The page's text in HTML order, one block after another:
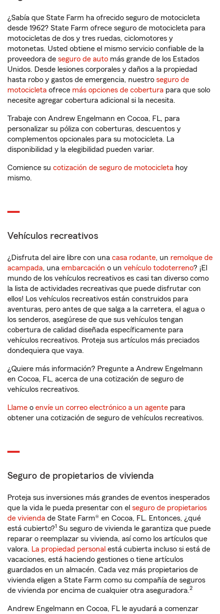
¿Sabía que State Farm ha ofrecido seguro de motocicleta
desde 1962? State Farm ofrece seguro de motocicleta para
motocicletas de dos y tres ruedas, ciclomotores y
motonetas. Usted obtiene el mismo servicio confiable de la
proveedora de seguro de auto más grande de los Estados
Unidos. Desde lesiones corporales y daños a la propiedad
hasta robo y gastos de emergencia, nuestro seguro de
motocicleta ofrece más opciones de cobertura para que solo
necesite agregar cobertura adicional si la necesita.
Trabaje con Andrew Engelmann en Cocoa, FL, para
personalizar su póliza con coberturas, descuentos y
complementos opcionales para su motocicleta. La
disponibilidad y la elegibilidad pueden variar.
Comience su cotización de seguro de motocicleta hoy
mismo.
Vehículos recreativos
¿Disfruta del aire libre con una casa rodante, un remolque de
acampada, una embarcación o un vehículo todoterreno? ¡El
mundo de los vehículos recreativos es casi tan diverso como
la lista de actividades recreativas que puede disfrutar con
ellos! Los vehículos recreativos están construidos para
aventuras, pero antes de que salga a la carretera, el agua o
los senderos, asegúrese de que sus vehículos tengan
cobertura de calidad diseñada específicamente para
vehículos recreativos. Proteja sus artículos más preciados
dondequiera que vaya.
¿Quiere más información? Pregunte a Andrew Engelmann
en Cocoa, FL, acerca de una cotización de seguro de
vehículos recreativos.
Llame o envíe un correo electrónico a un agente para
obtener una cotización de seguro de vehículos recreativos.
Seguro de propietarios de vivienda
Proteja sus inversiones más grandes de eventos inesperados
que la vida le pueda presentar con el seguro de propietarios
de vivienda de State Farm® en Cocoa, FL. Entonces, ¿qué
está cubierto?1 Su seguro de vivienda le garantiza que puede
reparar o reemplazar su vivienda, así como los artículos que
valora. La propiedad personal está cubierta incluso si está de
vacaciones, está haciendo gestiones o tiene artículos
guardados en un almacén. Cada vez más propietarios de
vivienda eligen a State Farm como su compañía de seguros
de vivienda por encima de cualquier otra aseguradora.2
Andrew Engelmann en Cocoa, FL le ayudará a comenzar